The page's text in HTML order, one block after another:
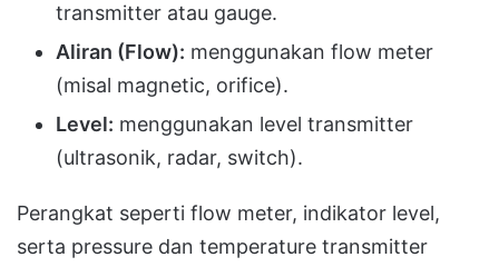
transmitter atau gauge.
Aliran (Flow): menggunakan flow meter
(misal magnetic, orifice).
Level: menggunakan level transmitter
(ultrasonik, radar, switch).
Perangkat seperti flow meter, indikator level,
serta pressure dan temperature transmitter